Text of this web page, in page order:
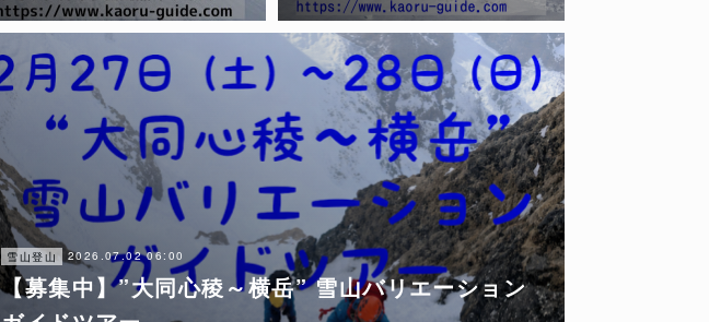
雪山登山 2026.07.02 06:00
【募集中】”大同心稜～横岳” 雪山バリエーション